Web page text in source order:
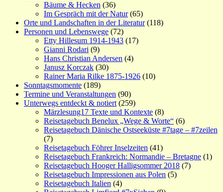
Bäume & Hecken (36)
Im Gespräch mit der Natur(65)
Orte und Landschaften in der Literatur(118)
Personen und Lebenswege (72)
Etty Hillesum 1914-1943 (17)
Gianni Rodari (9)
Hans Christian Andersen (4)
Janusz Korczak (30)
Rainer Maria Rilke 1875-1926 (10)
Sonntagsmomente (189)
Termine und Veranstaltungen (90)
Unterwegs entdeckt & notiert (259)
Märzlesung17 Texte und Kontexte (8)
Reisetagebuch Benelux „Wege & Worte“ (6)
Reisetagebuch Dänische Ostseeküste #7tage – #7zeilen
(7)
Reisetagebuch Föhrer Inselzeiten (41)
Reisetagebuch Frankreich: Normandie – Bretagne (1)
Reisetagebuch Hooger Halligsommer 2018 (7)
Reisetagebuch Impressionen aus Polen (5)
Reisetagebuch Italien (4)